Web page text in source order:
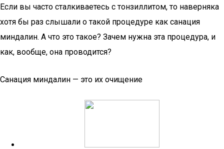
Если вы часто сталкиваетесь с тонзиллитом, то наверняка
хотя бы раз слышали о такой процедуре как санация
миндалин. А что это такое? Зачем нужна эта процедура, и
как, вообще, она проводится?
Санация миндалин — это их очищение